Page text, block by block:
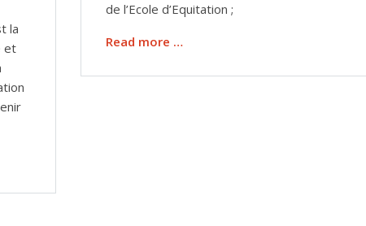
la
et
de l’Ecole d’Equitation ;
Read more …